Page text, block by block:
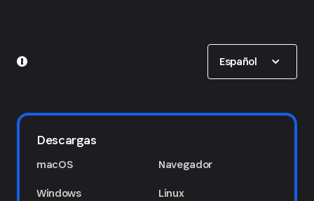
Español
Descargas
macOS
Windows
Navegador
Linux